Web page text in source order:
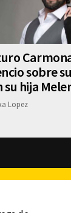
sobre
su hija
Lopez